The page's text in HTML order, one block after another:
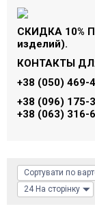
СКИДКА 10%
изделий).
КОНТАКТЫ
+38 (050) 469-
+38 (096) 175-
+38 (063) 316-
Сортувати по
24 На сторінку